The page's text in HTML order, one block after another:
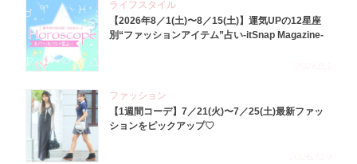
ライフスタイル
【2026年8／1(土)〜8／15(土)】運気UPの12星座
別“ファッションアイテム”占い-itSnap Magazine-
ファッション
【1週間コーデ】7／21(火)〜7／25(土)最新ファッ
ションをピックアップ♡